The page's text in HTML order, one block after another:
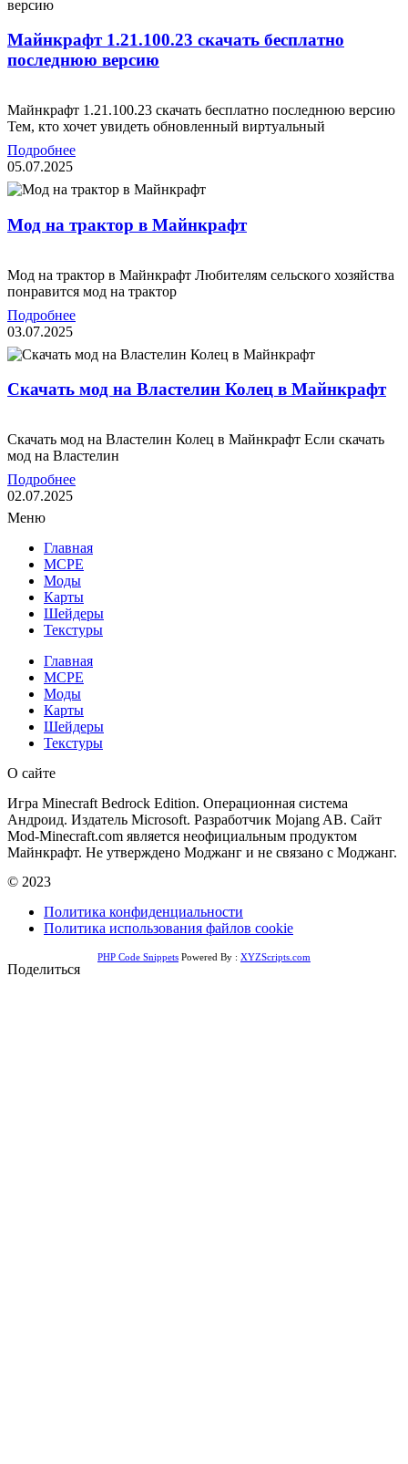
Mайнкрафт 1.21.100.23 скачать бесплатно
последнюю версию
Mайнкрафт 1.21.100.23 скачать бесплатно последнюю версию
Тем, кто хочет увидеть обновленный виртуальный
Подробнее
05.07.2025
Мод на трактор в Майнкрафт
Мод на трактор в Майнкрафт Любителям сельского хозяйства
понравится мод на трактор
Подробнее
03.07.2025
Скачать мод на Властелин Колец в Майнкрафт
Скачать мод на Властелин Колец в Майнкрафт Если скачать
мод на Властелин
Подробнее
02.07.2025
Меню
Главная
MCPE
Моды
Карты
Шейдеры
Текстуры
Главная
MCPE
Моды
Карты
Шейдеры
Текстуры
О сайте
Игра Minecraft Bedrock Edition. Операционная система
Андроид. Издатель Microsoft. Разработчик Mojang AB. Сайт
Mod-Minecraft.com является неофициальным продуктом
Майнкрафт. Не утверждено Моджанг и не связано с Моджанг.
© 2023
Политика конфиденциальности
Политика использования файлов cookie
PHP Code Snippets Powered By : XYZScripts.com
Поделиться